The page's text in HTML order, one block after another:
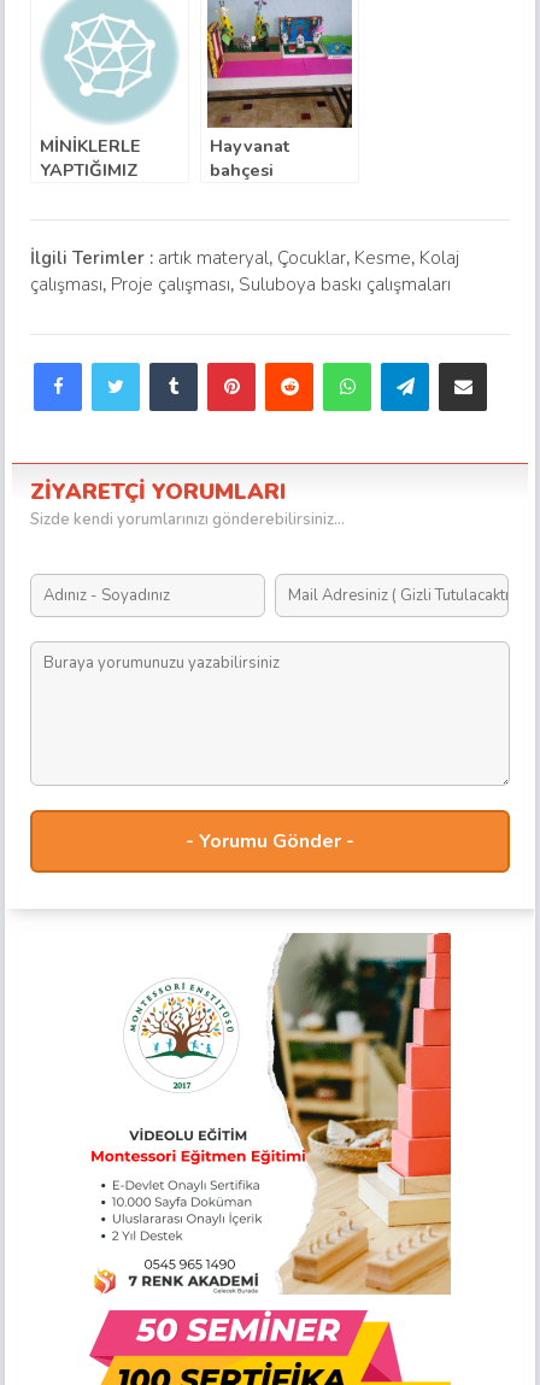
MİNİKLERLE
YAPTIĞIMIZ
:)
Hayvanat
bahçesi
İlgili Terimler : artık materyal, Çocuklar, Kesme, Kolaj
çalışması, Proje çalışması, Suluboya baskı çalışmaları
FacebookTwitter Tumblr PinterestReddit WhatsAppTelegram
ZİYARETÇİ YORUMLARI
Sizde kendi yorumlarınızı gönderebilirsiniz...